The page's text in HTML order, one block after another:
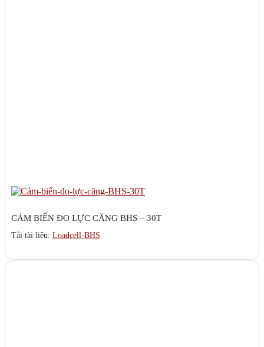
CẢM BIẾN ĐO LỰC CĂNG BHS – 30T
Tải tài liệu: Loadcell-BHS